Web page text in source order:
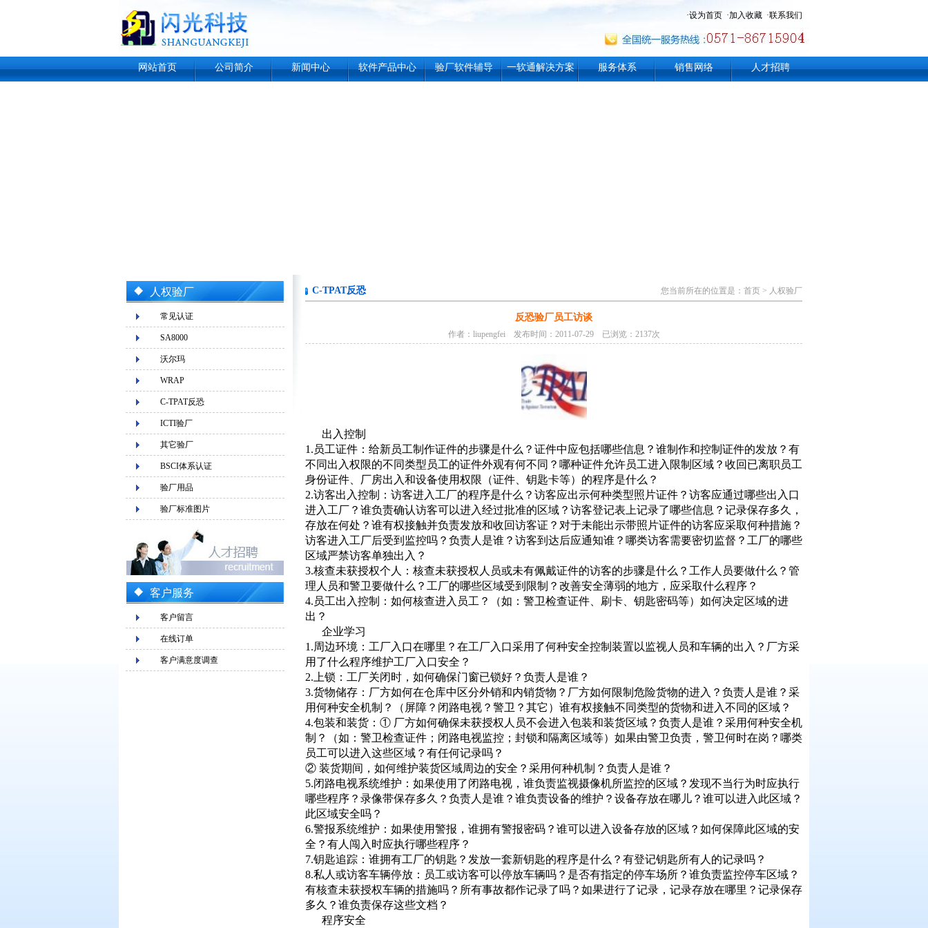
·设为首页 ·加入收藏 ·联系我们
网站首页 公司简介 新闻中心 软件产品中心 验厂软件辅导 一软通解决方案 服务体系 销售网络 人才招聘
人权验厂
常见认证
SA8000
沃尔玛
WRAP
C-TPAT反恐
ICTI验厂
其它验厂
BSCI体系认证
验厂用品
验厂标准图片
客户服务
客户留言
在线订单
客户满意度调查
您当前所在的位置是： 首页 > 人权验厂
C-TPAT反恐
反恐验厂员工访谈
作者：liupengfei 发布时间：2011-07-29 已浏览：2137次
出入控制
1.员工证件：给新员工制作证件的步骤是什么？证件中应包括哪些信息？谁制作和控制证件的发放？有
不同出入权限的不同类型员工的证件外观有何不同？哪种证件允许员工进入限制区域？收回已离职员工
身份证件、厂房出入和设备使用权限（证件、钥匙卡等）的程序是什么？
2.访客出入控制：访客进入工厂的程序是什么？访客应出示何种类型照片证件？访客应通过哪些出入口
进入工厂？谁负责确认访客可以进入经过批准的区域？访客登记表上记录了哪些信息？记录保存多久，
存放在何处？谁有权接触并负责发放和收回访客证？对于未能出示带照片证件的访客应采取何种措施？
访客进入工厂后受到监控吗？负责人是谁？访客到达后应通知谁？哪类访客需要密切监督？工厂的哪些
区域严禁访客单独出入？
3.核查未获授权个人：核查未获授权人员或未有佩戴证件的访客的步骤是什么？工作人员要做什么？管
理人员和警卫要做什么？工厂的哪些区域受到限制？改善安全薄弱的地方，应采取什么程序？
4.员工出入控制：如何核查进入员工？（如：警卫检查证件、刷卡、钥匙密码等）如何决定区域的进
出？
企业学习
1.周边环境：工厂入口在哪里？在工厂入口采用了何种安全控制装置以监视人员和车辆的出入？厂方采
用了什么程序维护工厂入口安全？
2.上锁：工厂关闭时，如何确保门窗已锁好？负责人是谁？
3.货物储存：厂方如何在仓库中区分外销和内销货物？厂方如何限制危险货物的进入？负责人是谁？采
用何种安全机制？（屏障？闭路电视？警卫？其它）谁有权接触不同类型的货物和进入不同的区域？
4.包装和装货：① 厂方如何确保未获授权人员不会进入包装和装货区域？负责人是谁？采用何种安全机
制？（如：警卫检查证件；闭路电视监控；封锁和隔离区域等）如果由警卫负责，警卫何时在岗？哪类
员工可以进入这些区域？有任何记录吗？
② 装货期间，如何维护装货区域周边的安全？采用何种机制？负责人是谁？
5.闭路电视系统维护：如果使用了闭路电视，谁负责监视摄像机所监控的区域？发现不当行为时应执行
哪些程序？录像带保存多久？负责人是谁？谁负责设备的维护？设备存放在哪儿？谁可以进入此区域？
此区域安全吗？
6.警报系统维护：如果使用警报，谁拥有警报密码？谁可以进入设备存放的区域？如何保障此区域的安
全？有人闯入时应执行哪些程序？
7.钥匙追踪：谁拥有工厂的钥匙？发放一套新钥匙的程序是什么？有登记钥匙所有人的记录吗？
8.私人或访客车辆停放：员工或访客可以停放车辆吗？是否有指定的停车场所？谁负责监控停车区域？
有核查未获授权车辆的措施吗？所有事故都作记录了吗？如果进行了记录，记录存放在哪里？记录保存
多久？谁负责保存这些文档？
程序安全